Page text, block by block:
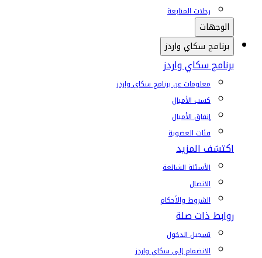
رحلات المتابعة
الوجهات
برنامج سكاي واردز
برنامج سكاي واردز
معلومات عن برنامج سكاي واردز
كسب الأميال
إنفاق الأميال
فئات العضوية
اكتشف المزيد
الأسئلة الشائعة
الاتصال
الشروط والأحكام
روابط ذات صلة
تسجيل الدخول
الانضمام إلى سكاي واردز